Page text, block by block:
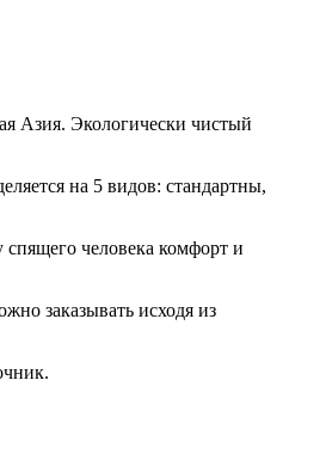
Азия. Экологически чистый
на 5 видов: стандартны,
спящего человека комфорт и
заказывать исходя из